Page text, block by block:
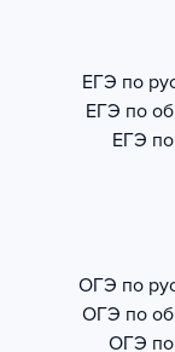
ЕГЭ по
ЕГЭ по
ЕГЭ
ОГЭ по
ОГЭ по
ОГЭ по